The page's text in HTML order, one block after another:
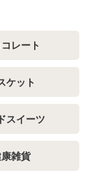
レート
ケット
スイーツ
雑貨